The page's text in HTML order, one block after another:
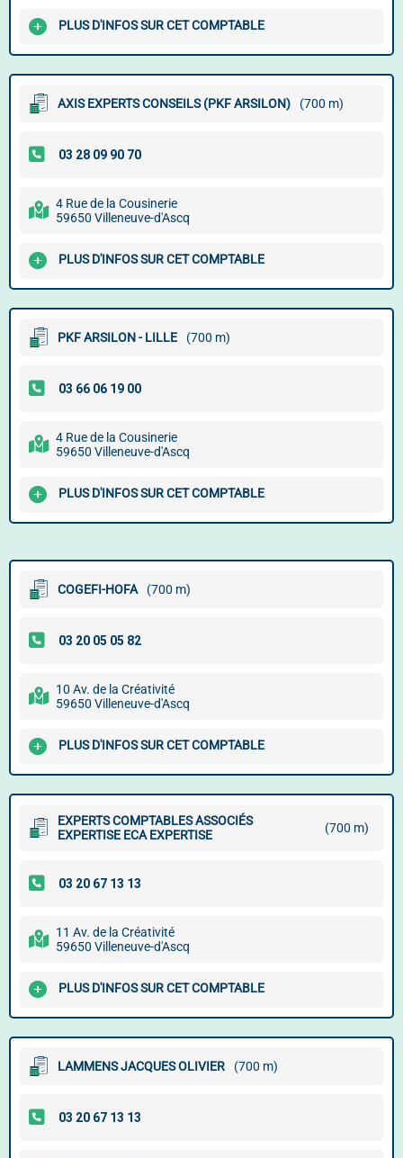
PLUS D'INFOS SUR CET COMPTABLE
AXIS EXPERTS CONSEILS (PKF ARSILON) (700 m)
4 Rue de la Cousinerie
59650 Villeneuve-d'Ascq
PLUS D'INFOS SUR CET COMPTABLE
PKF ARSILON - LILLE (700 m)
4 Rue de la Cousinerie
59650 Villeneuve-d'Ascq
PLUS D'INFOS SUR CET COMPTABLE
COGEFI-HOFA (700 m)
10 Av. de la Créativité
59650 Villeneuve-d'Ascq
PLUS D'INFOS SUR CET COMPTABLE
EXPERTS COMPTABLES ASSOCIÉS
EXPERTISE ECA EXPERTISE
(700 m)
11 Av. de la Créativité
59650 Villeneuve-d'Ascq
PLUS D'INFOS SUR CET COMPTABLE
LAMMENS JACQUES OLIVIER (700 m)